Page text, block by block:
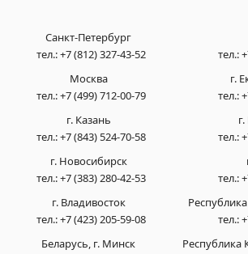
Санкт-Петербург
тел.:+7 (812) 327-43-52
Москва
тел.:+7 (499) 712-00-79
г. Казань
тел.:+7 (843) 524-70-58
г. Новосибирск
тел.:+7 (383) 280-42-53
тел.:
г.
тел.:
тел.:
тел.:
г. Владивосток
тел.:+7 (423) 205-59-08
Беларусь, г. Минск
тел.:
Республика